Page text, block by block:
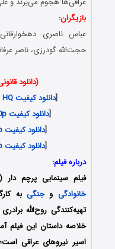
بازیگران:
عباس ناصری
حجت‌الله گودرزی، ناصر
(دانلود
[دانلود کیفیت 1080p HQ با حجم 1.96 گیگابایت
[دانلود کیفیت 1080p با حجم 1.42 گیگابایت
[دانلود کیفیت 720p با حجم 735 مگابایت
[دانلود کیفیت 480p با حجم 506 مگابایت
درباره فیلم:
فیلم سینمایی پرچم‌ دار (
خانوادگی وجنگی به
خلاصه داستان این فیلم
اسیر نیروهای عراقی